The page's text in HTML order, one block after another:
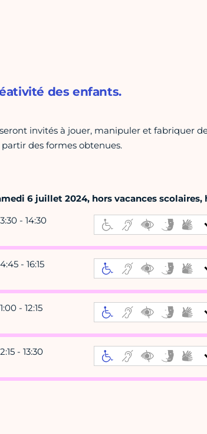
des enfants.
invités à jouer, manipuler et fabriquer
des formes obtenues.
6 juillet 2024, hors vacances scolaires,
- 14:30
- 16:15
- 12:15
- 13:30